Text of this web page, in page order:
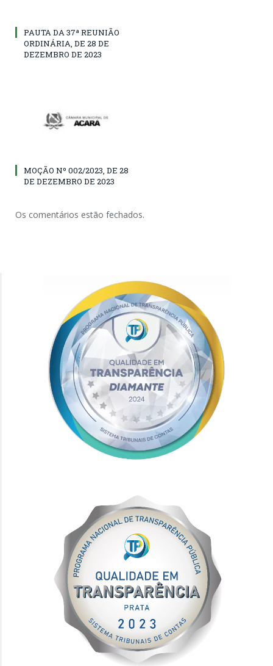
PAUTA DA 37ª REUNIÃO
ORDINÁRIA, DE 28 DE
DEZEMBRO DE 2023
MOÇÃO Nº 002/2023, DE 28
DE DEZEMBRO DE 2023
Os comentários estão fechados.